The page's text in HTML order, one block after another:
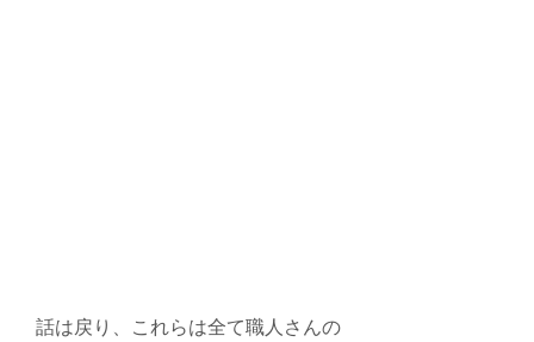
話は戻り、これらは全て職人さんの